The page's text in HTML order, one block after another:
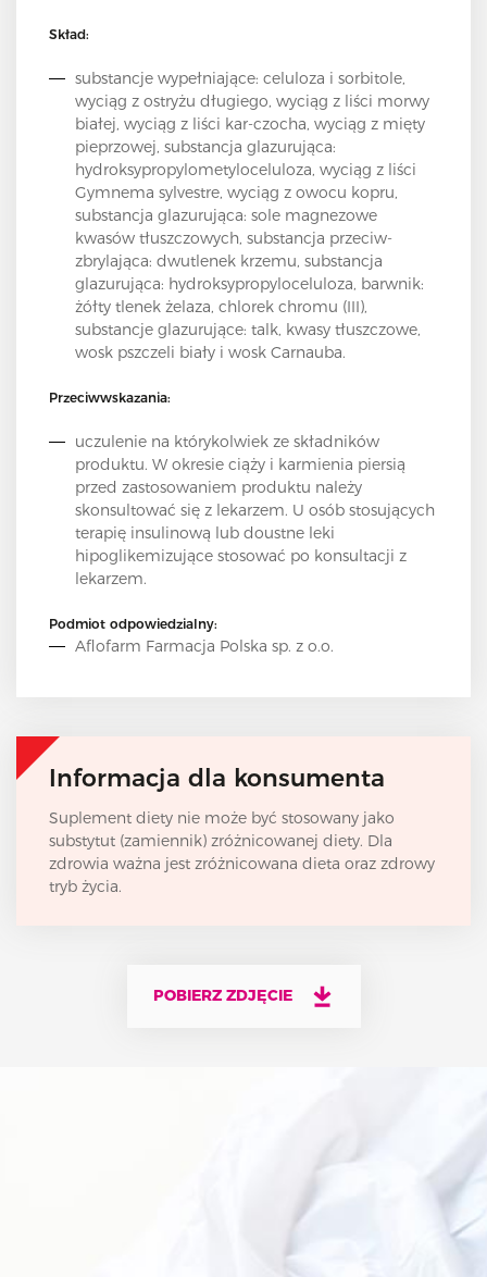
Skład:
substancje wypełniające: celuloza i sorbitole,
wyciąg z ostryżu długiego, wyciąg z liści morwy
białej, wyciąg z liści kar-czocha, wyciąg z mięty
pieprzowej, substancja glazurująca:
hydroksypropylometyloceluloza, wyciąg z liści
Gymnema sylvestre, wyciąg z owocu kopru,
substancja glazurująca: sole magnezowe
kwasów tłuszczowych, substancja przeciw-
zbrylająca: dwutlenek krzemu, substancja
glazurująca: hydroksypropyloceluloza, barwnik:
żółty tlenek żelaza, chlorek chromu (III),
substancje glazurujące: talk, kwasy tłuszczowe,
wosk pszczeli biały i wosk Carnauba.
Przeciwwskazania:
uczulenie na którykolwiek ze składników
produktu. W okresie ciąży i karmienia piersią
przed zastosowaniem produktu należy
skonsultować się z lekarzem. U osób stosujących
terapię insulinową lub doustne leki
hipoglikemizujące stosować po konsultacji z
lekarzem.
Podmiot odpowiedzialny:
Aflofarm Farmacja Polska sp. z o.o.
Informacja dla konsumenta
Suplement diety nie może być stosowany jako
substytut (zamiennik) zróżnicowanej diety. Dla
zdrowia ważna jest zróżnicowana dieta oraz zdrowy
tryb życia.
POBIERZ ZDJĘCIE